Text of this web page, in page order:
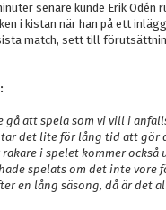
senare kunde Erik Odén
i kistan när han på ett
match, sett till
att spela som vi vill i
det lite för lång tid att gör
i spelet kommer
spelats om det inte vore
en lång säsong, då är det